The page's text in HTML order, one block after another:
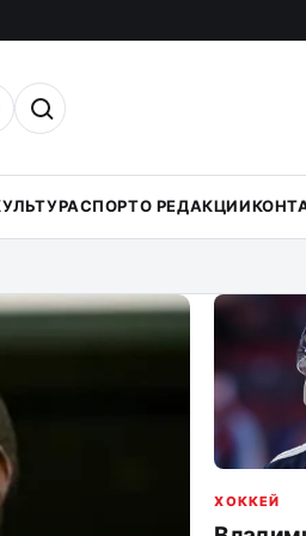
Открыть поиск
СПОРТО РЕДАКЦИИ
ХОККЕЙ